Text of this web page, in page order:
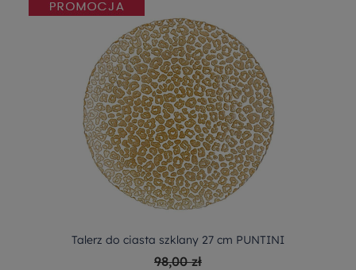
Talerz do ciasta szklany 27 cm PUNTINI
98,00 zł